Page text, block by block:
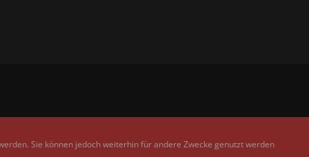
Sie können jedoch weiterhin für andere Zwecke genutzt werden